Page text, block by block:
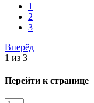
1
2
3
Вперёд
1 из 3
Перейти к странице